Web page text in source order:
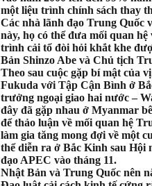
một liệu trình chính sách thay
Các nhà lãnh đạo Trung Quốc
này, họ có thể đưa mối quan
trình cải tổ đòi hỏi khắt khe
Bản Shinzo Abe và Chủ tịch
Theo sau cuộc gặp bí mật của
Fukuda với Tập Cận Bình ở
trưởng ngoại giao hai nước –
đây đã gặp nhau ở Myanmar
để thảo luận về mối quan hệ
làm gia tăng mong đợi về một
thể diễn ra ở Bắc Kinh sau Hội
đạo APEC vào tháng 11.
Nhật Bản và Trung Quốc nên